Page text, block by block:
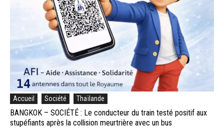
Accueil Société Thaïlande
BANGKOK – SOCIÉTÉ : Le conducteur du train testé positif aux
stupéfiants après la collision meurtrière avec un bus